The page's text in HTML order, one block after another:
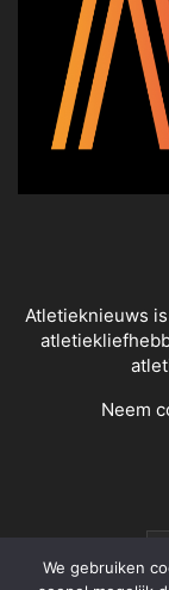
Atletieknieuws
Neem
We gebruiken